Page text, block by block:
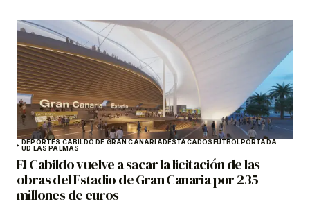
DEPORTES CABILDO DE GRAN CANARIADESTACADOSFÚTBOLPORTADA
UD LAS PALMAS
El Cabildo vuelve a sacar la licitación de las
obras del Estadio de Gran Canaria por 235
millones de euros